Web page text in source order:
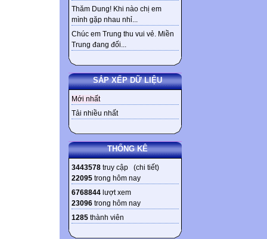
Thăm Dung! Khi nào chị em
mình gặp nhau nhỉ...
Chúc em Trung thu vui vẻ. Miền
Trung đang đối...
SẮP XẾP DỮ LIỆU
Mới nhất
Tải nhiều nhất
THỐNG KÊ
3443578 truy cập (chi tiết)
22095 trong hôm nay
6768844 lượt xem
23096 trong hôm nay
1285 thành viên